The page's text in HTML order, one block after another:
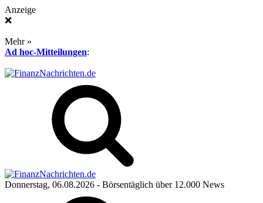
Anzeige
❌
Mehr »
Ad hoc-Mitteilungen:
Donnerstag, 06.08.2026 - Börsentäglich über 12.000 News